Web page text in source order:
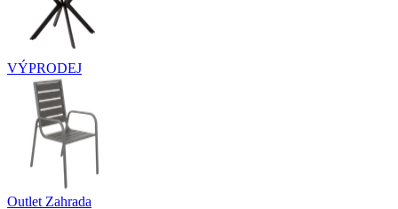
VÝPRODEJ
Outlet Zahrada